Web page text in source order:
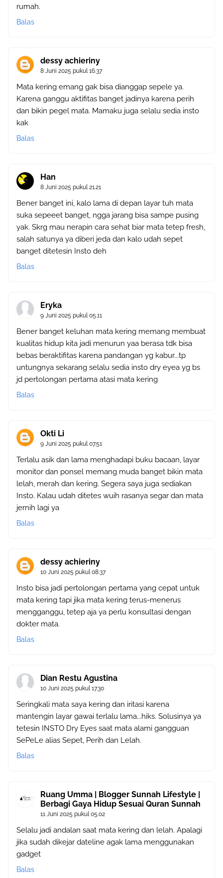
rumah.
Balas
dessy achieriny
8 Juni 2025 pukul 16.37
Mata kering emang gak bisa dianggap sepele ya.
Karena ganggu aktifitas banget jadinya karena perih
dan bikin pegel mata. Mamaku juga selalu sedia insto
kak
Balas
Han
8 Juni 2025 pukul 21.21
Bener banget ini, kalo lama di depan layar tuh mata
suka sepeeet banget, ngga jarang bisa sampe pusing
yak. Skrg mau nerapin cara sehat biar mata tetep fresh,
salah satunya ya diberi jeda dan kalo udah sepet
banget ditetesin Insto deh
Balas
Eryka
9 Juni 2025 pukul 05.11
Bener banget keluhan mata kering memang membuat
kualitas hidup kita jadi menurun yaa berasa tdk bisa
bebas beraktifitas karena pandangan yg kabur...tp
untungnya sekarang selalu sedia insto dry eyea yg bs
jd pertolongan pertama atasi mata kering
Balas
Okti Li
9 Juni 2025 pukul 07.51
Terlalu asik dan lama menghadapi buku bacaan, layar
monitor dan ponsel memang muda banget bikin mata
lelah, merah dan kering. Segera saya juga sediakan
Insto. Kalau udah ditetes wuih rasanya segar dan mata
jernih lagi ya
Balas
dessy achieriny
10 Juni 2025 pukul 08.37
Insto bisa jadi pertolongan pertama yang cepat untuk
mata kering tapi jika mata kering terus-menerus
mengganggu, tetep aja ya perlu konsultasi dengan
dokter mata.
Balas
Dian Restu Agustina
10 Juni 2025 pukul 17.30
Seringkali mata saya kering dan iritasi karena
mantengin layar gawai terlalu lama...hiks. Solusinya ya
tetesin INSTO Dry Eyes saat mata alami gangguan
SePeLe alias Sepet, Perih dan Lelah.
Balas
Ruang Umma | Blogger Sunnah Lifestyle |
Berbagi Gaya Hidup Sesuai Quran Sunnah
11 Juni 2025 pukul 05.02
Selalu jadi andalan saat mata kering dan lelah. Apalagi
jika sudah dikejar dateline agak lama menggunakan
gadget
Balas